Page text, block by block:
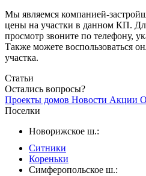
Мы являемся компанией-
цены на участки в данном КП.
просмотр звоните по телефону,
Также можете воспользоваться
участка.
Статьи
Остались вопросы?
Проекты домов Новости Акции
Поселки
Новорижское ш.:
Ситники
Кореньки
Симферопольское ш.: